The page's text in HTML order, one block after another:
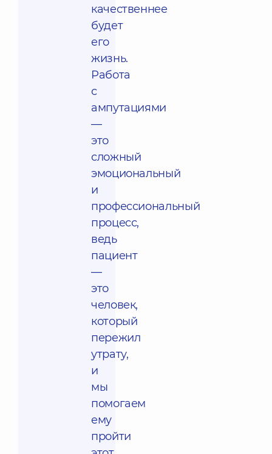
качественнее
будет
его
жизнь.
Работа
с
ампутациями
—
это
сложный
эмоциональный
и
профессиональный
процесс,
ведь
пациент
—
это
человек,
который
пережил
утрату,
и
мы
помогаем
ему
пройти